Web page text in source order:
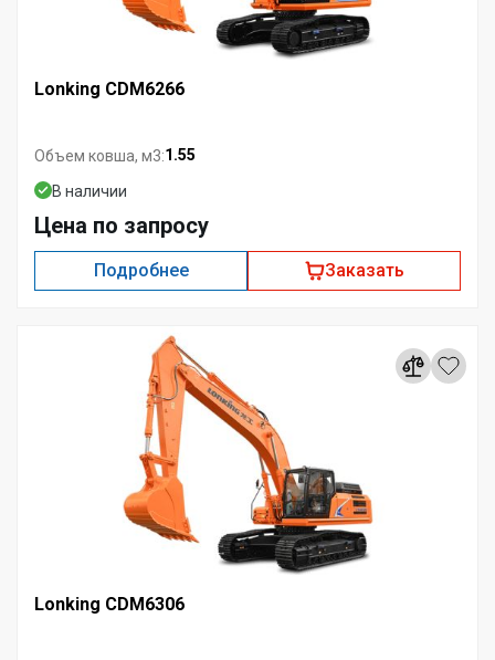
Lonking CDM6266
Объем ковша, м3:1.55
В наличии
Цена по запросу
Подробнее Заказать
Lonking CDM6306